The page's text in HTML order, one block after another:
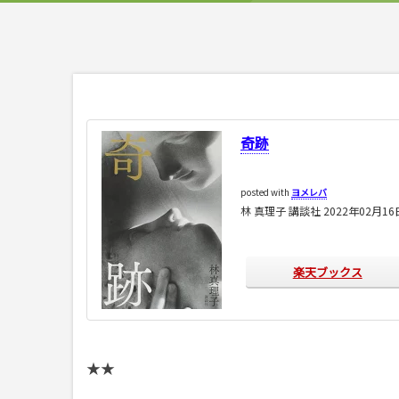
奇跡
posted with ヨメレバ
林 真理子 講談社 2022年02月16
楽天ブックス
★★